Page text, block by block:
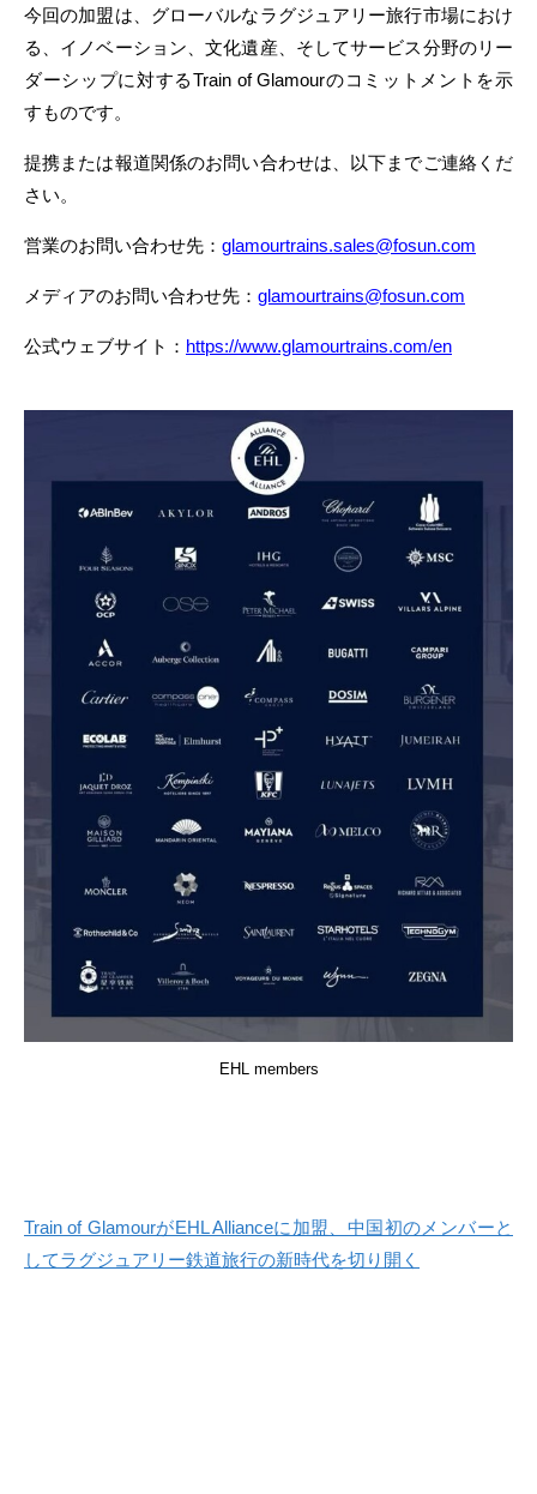
今回の加盟は、グローバルなラグジュアリー旅行市場におけ
る、イノベーション、文化遺産、そしてサービス分野のリー
ダーシップに対するTrain of Glamourのコミットメントを示
すものです。
提携または報道関係のお問い合わせは、以下までご連絡くだ
さい。
営業のお問い合わせ先： glamourtrains.sales@fosun.com
メディアのお問い合わせ先： glamourtrains@fosun.com
公式ウェブサイト： https://www.glamourtrains.com/en
EHL members
Train of GlamourがEHL Allianceに加盟、中国初のメンバーと
してラグジュアリー鉄道旅行の新時代を切り開く